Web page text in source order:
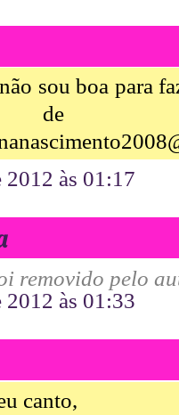
sou boa para
de
2012 às 01:17
removido pelo
2012 às 01:33
canto,